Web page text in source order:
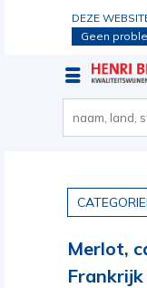
DEZE
Geen
Merlot,